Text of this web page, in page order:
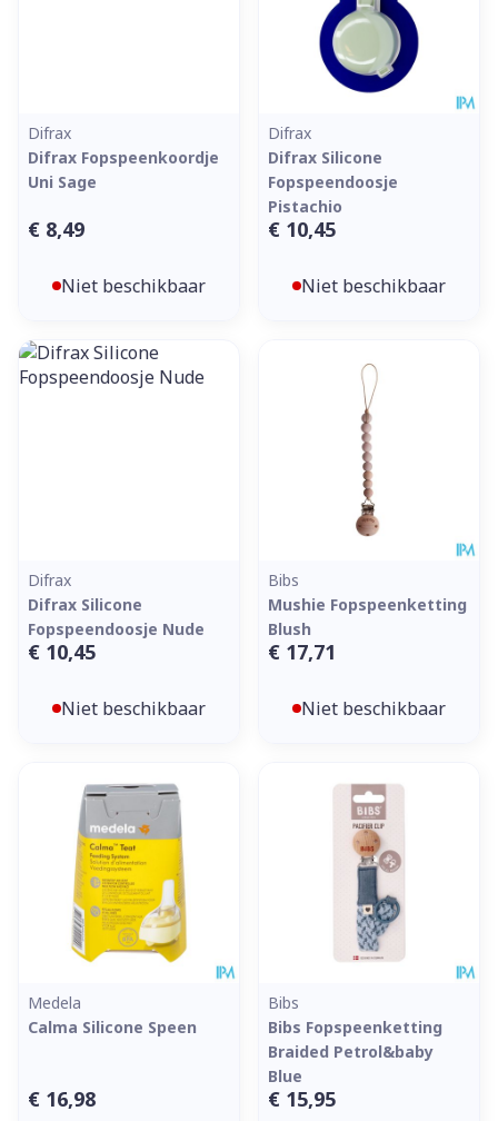
Difrax
Difrax Fopspeenkoordje
Uni Sage
€ 8,49
Niet beschikbaar
Difrax
Difrax Silicone
Fopspeendoosje
Pistachio
€ 10,45
Niet beschikbaar
Difrax
Difrax Silicone
Fopspeendoosje Nude
€ 10,45
Niet beschikbaar
Bibs
Mushie Fopspeenketting
Blush
€ 17,71
Niet beschikbaar
Medela
Calma Silicone Speen
€ 16,98
Bibs
Bibs Fopspeenketting
Braided Petrol&baby
Blue
€ 15,95